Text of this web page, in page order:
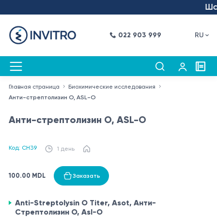
022 903 999 RU
Главная страница
Биохимические исследования
Анти-стрептолизин О, ASL-O
Анти-стрептолизин О, ASL-O
Код: CH39 1 день
100.00 MDL Заказать
Anti-Streptolysin O Titer, Asot, Анти-
Стрептолизин О, Asl-O